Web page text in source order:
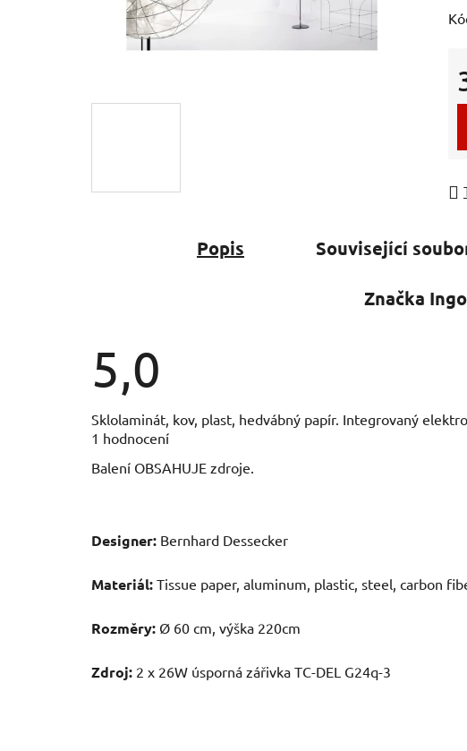
5,0
Popis Související
Značka
5,0
Průměrné
hodnocení
produktu
5,0
1 hodnocení
Sklolaminát, kov, plast, hedvábný papír. Integrovaný
Balení OBSAHUJE zdroje.
Designer: Bernhard Dessecker
Materiál: Tissue paper, aluminum, plastic, steel, carbon
Rozměry: Ø 60 cm, výška 220cm
Zdroj: 2 x 26W úsporná zářivka TC-DEL G24q-3